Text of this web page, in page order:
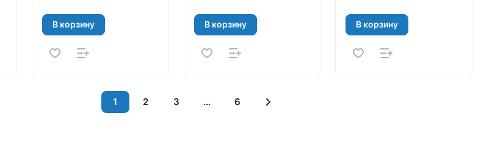
В корзину В корзину В корзину
1 2 3 ... 6